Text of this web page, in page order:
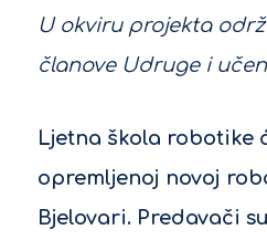
U okviru projekta
članove Udruge i
Ljetna škola robotike
opremljenoj novoj
Bjelovari. Predavači